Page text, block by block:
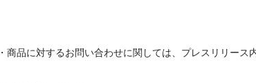
商品に対するお問い合わせに関しては、プレスリリース